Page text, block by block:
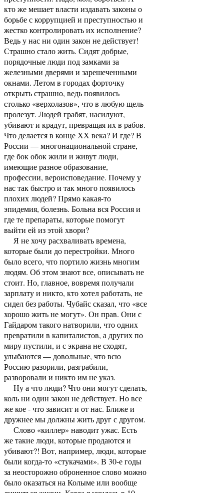
кто же мешает власти издавать законы о
борьбе с коррупцией и преступностью и
жестко контролировать их исполнение?
Ведь у нас ни один закон не действует!
Страшно стало жить. Сидят добрые,
порядочные люди под замками за
железными дверями и зарешеченными
окнами. Летом в городах форточку
открыть страшно, ведь появилось
столько «верхолазов», что в любую щель
пролезут. Людей грабят, насилуют,
убивают и крадут, превращая их в рабов.
Что делается в конце ХХ века? И где? В
России — многонациональной стране,
где бок обок жили и живут люди,
имеющие разное образование,
профессии, вероисповедание. Почему у
нас так быстро и так много появилось
плохих людей? Прямо какая-то
эпидемия, болезнь. Больна вся Россия и
где те препараты, которые помогут
выйти ей из этой хвори?
Я не хочу расхваливать времена,
которые были до перестройки. Много
было всего, что портило жизнь многим
людям. Об этом знают все, описывать не
стоит. Но, главное, вовремя получали
зарплату и никто, кто хотел работать, не
сидел без работы. Чубайс сказал, что «все
хорошо жить не могут». Он прав. Они с
Гайдаром такого натворили, что одних
превратили в капиталистов, а других по
миру пустили, и с экрана не сходят,
улыбаются — довольные, что всю
Россию разорили, разграбили,
разворовали и никто им не указ.
Ну а что люди? Что они могут сделать,
коль ни один закон не действует. Но все
же кое - что зависит и от нас. Ближе и
дружнее мы должны жить друг с другом.
Слово «киллер» наводит ужас. Есть
же такие люди, которые продаются и
убивают?! Вот, например, люди, которые
были когда-то «стукачами». В 30-е годы
за неосторожно оброненное слово можно
было оказаться на Колыме или вообще